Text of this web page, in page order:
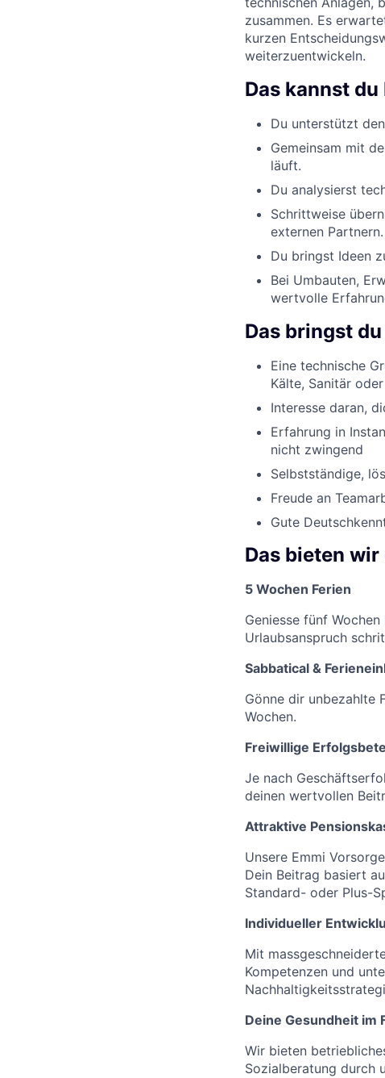
zusammen. Es
kurzen
weiterzuentwickeln.
Das kannst
Du unterstützt
Gemeinsam mit
läuft.
Du analysierst
Schrittweise
externen Partnern.
Du bringst Ideen
Bei Umbauten,
wertvolle
Das bringst
Eine technische
Kälte, Sanitär
Interesse daran,
Erfahrung in
nicht zwingend
Selbstständige,
Freude an
Gute
Das bieten
5 Wochen Ferien
Geniesse fünf
Urlaubsanspruch
Sabbatical &
Gönne dir unbezahlte
Wochen.
Freiwillige
Je nach
deinen wertvollen
Attraktive
Unsere Emmi
Dein Beitrag basiert
Standard- oder Plus-
Individueller
Mit
Kompetenzen und
Deine Gesundheit im
Wir bieten
Sozialberatung durch